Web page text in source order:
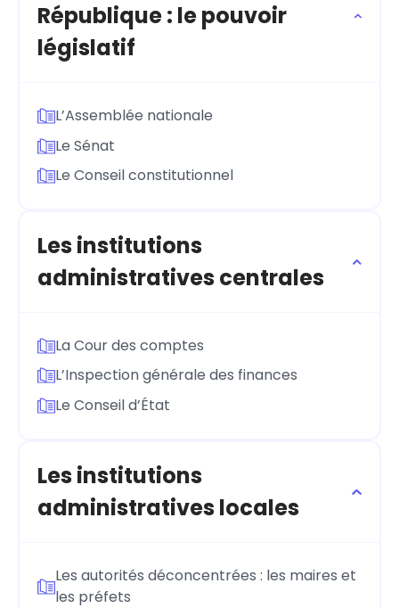
République : le pouvoir
législatif
L’Assemblée nationale
Le Sénat
Le Conseil constitutionnel
Les institutions
administratives centrales
La Cour des comptes
L’Inspection générale des finances
Le Conseil d’État
Les institutions
administratives locales
Les autorités déconcentrées : les maires et
les préfets